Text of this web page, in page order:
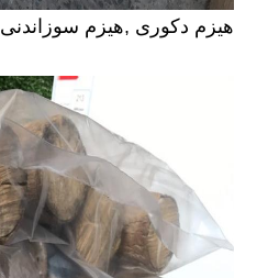
هیزم دکوری ,هیزم سوزاندنی